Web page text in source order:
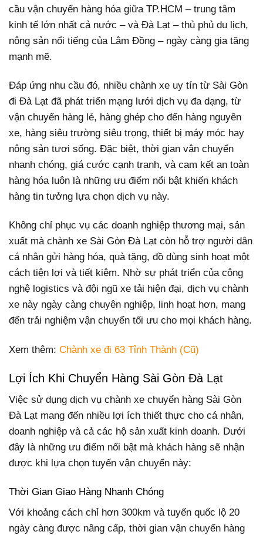
cầu vận chuyển hàng hóa giữa TP.HCM – trung tâm
kinh tế lớn nhất cả nước – và Đà Lạt – thủ phủ du lịch,
nông sản nổi tiếng của Lâm Đồng – ngày càng gia tăng
mạnh mẽ.
Đáp ứng nhu cầu đó, nhiều chành xe uy tín từ Sài Gòn
đi Đà Lạt đã phát triển mạng lưới dịch vụ đa dạng, từ
vận chuyển hàng lẻ, hàng ghép cho đến hàng nguyên
xe, hàng siêu trường siêu trọng, thiết bị máy móc hay
nông sản tươi sống. Đặc biệt, thời gian vận chuyển
nhanh chóng, giá cước cạnh tranh, và cam kết an toàn
hàng hóa luôn là những ưu điểm nổi bật khiến khách
hàng tin tưởng lựa chọn dịch vụ này.
Không chỉ phục vụ các doanh nghiệp thương mại, sản
xuất mà chành xe Sài Gòn Đà Lạt còn hỗ trợ người dân
cá nhân gửi hàng hóa, quà tặng, đồ dùng sinh hoạt một
cách tiện lợi và tiết kiệm. Nhờ sự phát triển của công
nghệ logistics và đội ngũ xe tải hiện đại, dịch vụ chành
xe này ngày càng chuyên nghiệp, linh hoạt hơn, mang
đến trải nghiệm vận chuyển tối ưu cho mọi khách hàng.
Xem thêm: Chành xe đi 63 Tỉnh Thành (Cũ)
Lợi Ích Khi Chuyển Hàng Sài Gòn Đà Lạt
Việc sử dụng dịch vụ chành xe chuyển hàng Sài Gòn
Đà Lạt mang đến nhiều lợi ích thiết thực cho cá nhân,
doanh nghiệp và cả các hộ sản xuất kinh doanh. Dưới
đây là những ưu điểm nổi bật mà khách hàng sẽ nhận
được khi lựa chọn tuyến vận chuyển này:
Thời Gian Giao Hàng Nhanh Chóng
Với khoảng cách chỉ hơn 300km và tuyến quốc lộ 20
ngày càng được nâng cấp, thời gian vận chuyển hàng